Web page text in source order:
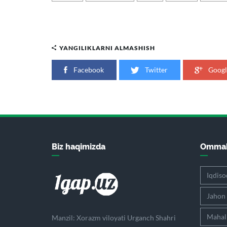
YANGILIKLARNI ALMASHISH
Facebook Twitter
Biz haqimizda
Manzil: Xorazm viloyati Urganch Shahri
Jahon